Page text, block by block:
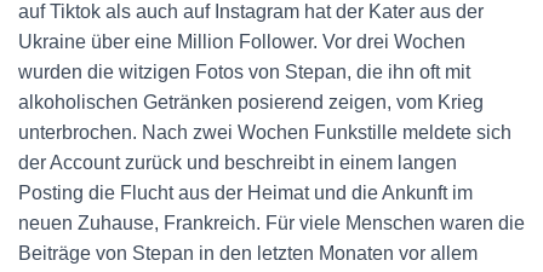
auf Tiktok als auch auf Instagram hat der Kater aus der
Ukraine über eine Million Follower. Vor drei Wochen
wurden die witzigen Fotos von Stepan, die ihn oft mit
alkoholischen Getränken posierend zeigen, vom Krieg
unterbrochen. Nach zwei Wochen Funkstille meldete sich
der Account zurück und beschreibt in einem langen
Posting die Flucht aus der Heimat und die Ankunft im
neuen Zuhause, Frankreich. Für viele Menschen waren die
Beiträge von Stepan in den letzten Monaten vor allem